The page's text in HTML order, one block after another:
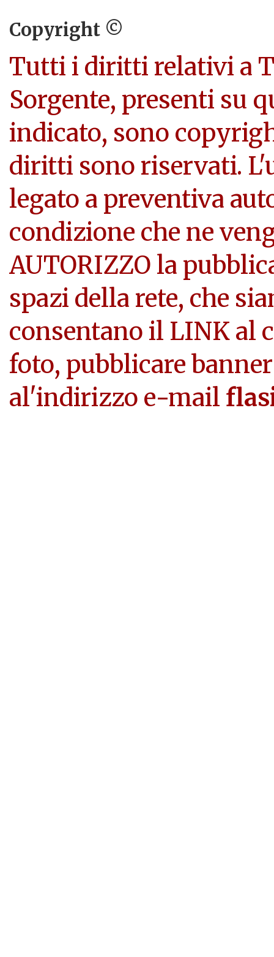
Copyright ©
Tutti i diritti relativi a
Sorgente, presenti su
indicato, sono
diritti sono riservati.
legato a preventiva
condizione che ne
AUTORIZZO la
spazi della rete, che
consentano il LINK al
foto, pubblicare
al'indirizzo e-mail